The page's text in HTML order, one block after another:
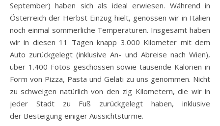
September) haben sich als ideal erwiesen. Während in
Österreich der Herbst Einzug hielt, genossen wir in Italien
noch einmal sommerliche Temperaturen. Insgesamt haben
wir in diesen 11 Tagen knapp 3.000 Kilometer mit dem
Auto zurückgelegt (inklusive An- und Abreise nach Wien),
über 1.400 Fotos geschossen sowie tausende Kalorien in
Form von Pizza, Pasta und Gelati zu uns genommen. Nicht
zu schweigen natürlich von den zig Kilometern, die wir in
jeder Stadt zu Fuß zurückgelegt haben, inklusive
der Besteigung einiger Aussichtstürme.